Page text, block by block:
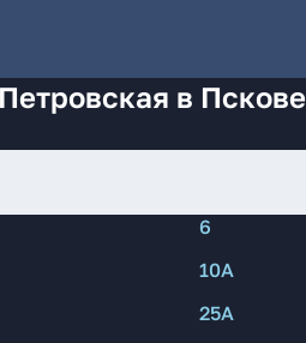
в Пскове
6
10А
25А